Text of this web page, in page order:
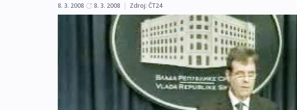
8. 3. 2008
8. 3. 2008 | Zdroj: ČT24